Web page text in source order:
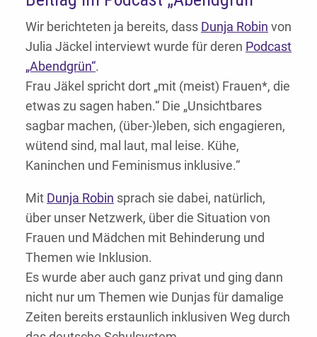
Wir berichteten ja bereits, dass Dunja Robin von
Julia Jäckel interviewt wurde für deren Podcast
„Abendgrün“.
Frau Jäkel spricht dort „mit (meist) Frauen*, die
etwas zu sagen haben.“ Die „Unsichtbares
sagbar machen, (über-)leben, sich engagieren,
wütend sind, mal laut, mal leise. Kühe,
Kaninchen und Feminismus inklusive.“
Mit Dunja Robin sprach sie dabei, natürlich,
über unser Netzwerk, über die Situation von
Frauen und Mädchen mit Behinderung und
Themen wie Inklusion.
Es wurde aber auch ganz privat und ging dann
nicht nur um Themen wie Dunjas für damalige
Zeiten bereits erstaunlich inklusiven Weg durch